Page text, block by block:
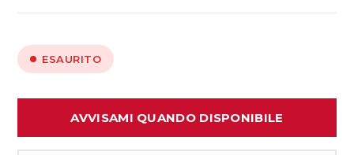
ESAURITO
AVVISAMI QUANDO DISPONIBILE